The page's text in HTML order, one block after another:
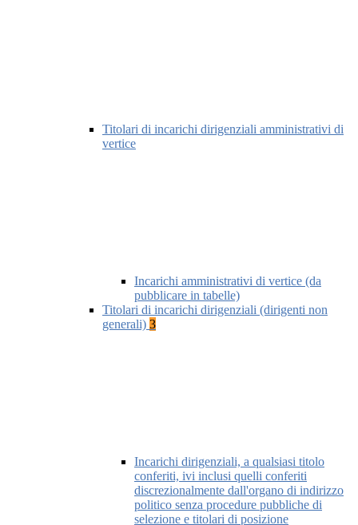
Titolari di incarichi dirigenziali amministrativi di
vertice
Incarichi amministrativi di vertice (da
pubblicare in tabelle)
Titolari di incarichi dirigenziali (dirigenti non
generali) 3
Incarichi dirigenziali, a qualsiasi titolo
conferiti, ivi inclusi quelli conferiti
discrezionalmente dall'organo di indirizzo
politico senza procedure pubbliche di
selezione e titolari di posizione